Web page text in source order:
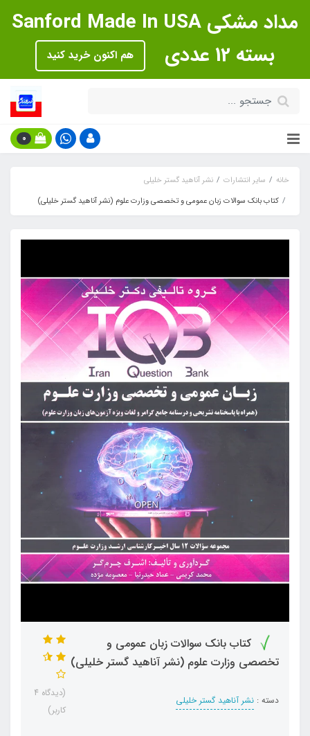
مداد مشکی Sanford Made In USA
بسته 12 عددی
هم اکنون خرید کنید
0
خانه سایر انتشارات
نشر آناهید گستر خلیلی
کتاب بانک سوالات زبان عمومی و تخصصی وزارت علوم (نشر آناهید گستر خلیلی)
کتاب بانک سوالات زبان عمومی و
تخصصی وزارت علوم (نشر آناهید گستر خلیلی)
دسته : نشر آناهید گستر خلیلی
(دیدگاه 4
کاربر)